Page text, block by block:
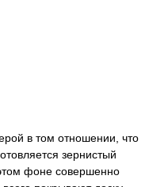
в том отношении, что
зернистый
фоне совершенно